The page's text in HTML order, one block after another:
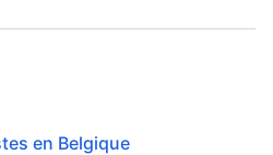
en Belgique